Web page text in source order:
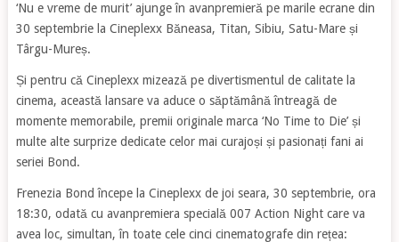
‘Nu e vreme de murit’ ajunge în avanpremieră pe marile ecrane din
30 septembrie la Cineplexx Băneasa, Titan, Sibiu, Satu-Mare și
Târgu-Mureș.
Și pentru că Cineplexx mizează pe divertismentul de calitate la
cinema, această lansare va aduce o săptămână întreagă de
momente memorabile, premii originale marca ‘No Time to Die’ și
multe alte surprize dedicate celor mai curajoși și pasionați fani ai
seriei Bond.
Frenezia Bond începe la Cineplexx de joi seara, 30 septembrie, ora
18:30, odată cu avanpremiera specială 007 Action Night care va
avea loc, simultan, în toate cele cinci cinematografe din rețea: